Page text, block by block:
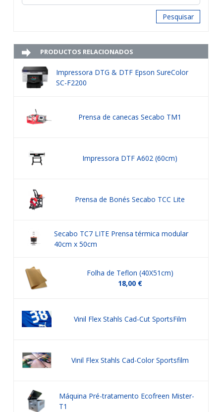
Pesquisar
PRODUCTOS RELACIONADOS
Impressora DTG & DTF Epson SureColor
SC-F2200
Prensa de canecas Secabo TM1
Impressora DTF A602 (60cm)
Prensa de Bonés Secabo TCC Lite
Secabo TC7 LITE Prensa térmica modular
40cm x 50cm
Folha de Teflon (40X51cm)
18,00 €
Vinil Flex Stahls Cad-Cut SportsFilm
Vinil Flex Stahls Cad-Color Sportsfilm
Máquina Pré-tratamento Ecofreen Mister-
T1